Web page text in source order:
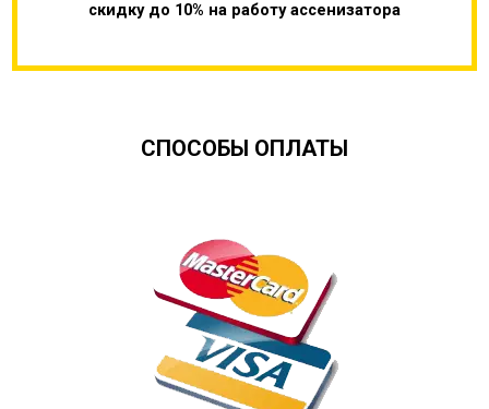
скидку до 10% на работу ассенизатора
СПОСОБЫ ОПЛАТЫ